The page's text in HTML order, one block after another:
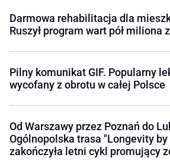
Darmowa rehabilitacja dla
Ruszył program wart pół miliona
Pilny komunikat GIF. Popularny
wycofany z obrotu w całej Polsce
Od Warszawy przez Poznań do
Ogólnopolska trasa "Longevity
zakończyła letni cykl promujący